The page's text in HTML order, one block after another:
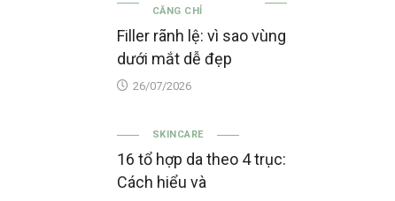
CĂNG CHỈ
Filler rãnh lệ: vì sao vùng
dưới mắt dễ đẹp
26/07/2026
SKINCARE
16 tổ hợp da theo 4 trục:
Cách hiểu và